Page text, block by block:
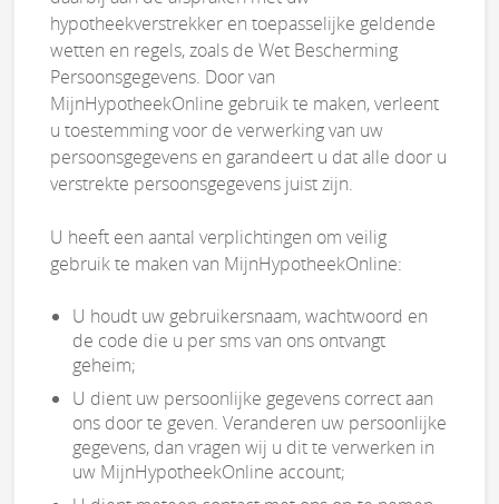
hypotheekverstrekker en toepasselijke geldende
wetten en regels, zoals de Wet Bescherming
Persoonsgegevens. Door van
MijnHypotheekOnline gebruik te maken, verleent
u toestemming voor de verwerking van uw
persoonsgegevens en garandeert u dat alle door u
verstrekte persoonsgegevens juist zijn.
U heeft een aantal verplichtingen om veilig
gebruik te maken van MijnHypotheekOnline:
U houdt uw gebruikersnaam, wachtwoord en
de code die u per sms van ons ontvangt
geheim;
U dient uw persoonlijke gegevens correct aan
ons door te geven. Veranderen uw persoonlijke
gegevens, dan vragen wij u dit te verwerken in
uw MijnHypotheekOnline account;